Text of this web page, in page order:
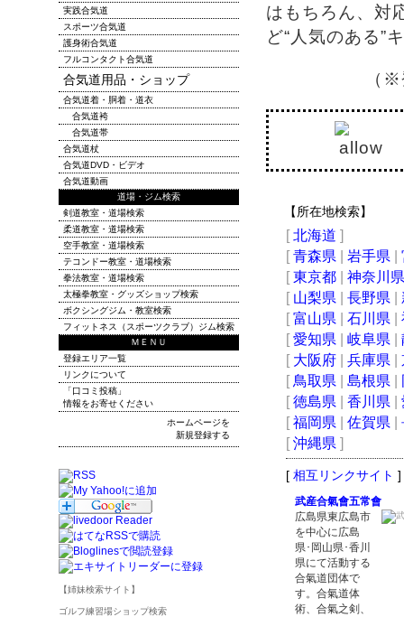
はもちろん、対
ど“人気のある”
（
【所在地検索】
[北海道 ]
[青森県 岩手県
[東京都
神奈川県
[ 山梨県 長野県
[富山県 石川県
[愛知県 岐阜県
[ 大阪府 兵庫県
[ 鳥取県 島根県
[徳島県 香川県
[福岡県 佐賀県
[沖縄県 ]
[ 相互リンクサイト ]
武産合氣會五常會
広島県東広島市
を中心に広島
県･岡山県･香川
県にて活動する
合氣道団体で
す。合氣道体
術、合氣之剣、
実践合気道
スポーツ合気道
護身術合気道
フルコンタクト合気道
合気道用品・ショップ
合気道着・胴着・道衣
合気道袴
合気道帯
合気道杖
合気道DVD・ビデオ
合気道動画
道場・ジム検索
剣道教室・道場検索
柔道教室・道場検索
空手教室・道場検索
テコンドー教室・道場検索
拳法教室・道場検索
太極拳教室・グッズショップ検索
ボクシングジム・教室検索
フィットネス（スポーツクラブ）ジム検索
ＭＥＮＵ
登録エリア一覧
リンクについて
「口コミ投稿」
情報をお寄せください
ホームページを
新規登録する
【姉妹検索サイト】
ゴルフ練習場ショップ検索